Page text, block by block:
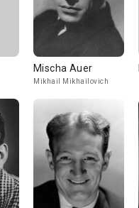
Mischa Auer
Mikhail Mikhailovich